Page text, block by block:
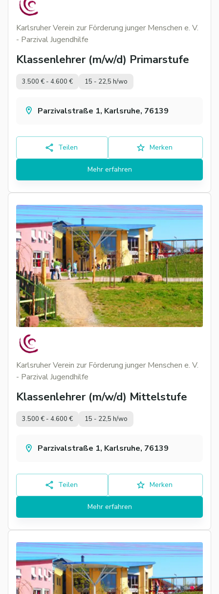
Karlsruher Verein zur Förderung junger Menschen e. V.
- Parzival Jugendhilfe
Klassenlehrer (m/w/d) Primarstufe
3.500 € - 4.600 € 15 - 22,5 h/wo
Parzivalstraße 1, Karlsruhe, 76139
Teilen Merken
Mehr erfahren
Karlsruher Verein zur Förderung junger Menschen e. V.
- Parzival Jugendhilfe
Klassenlehrer (m/w/d) Mittelstufe
3.500 € - 4.600 € 15 - 22,5 h/wo
Parzivalstraße 1, Karlsruhe, 76139
Teilen Merken
Mehr erfahren